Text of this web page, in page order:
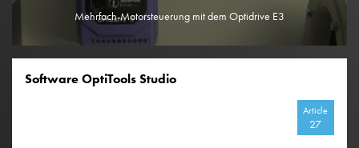
Mehrfach-Motorsteuerung mit dem Optidrive E3
Software OptiTools Studio
Article
27